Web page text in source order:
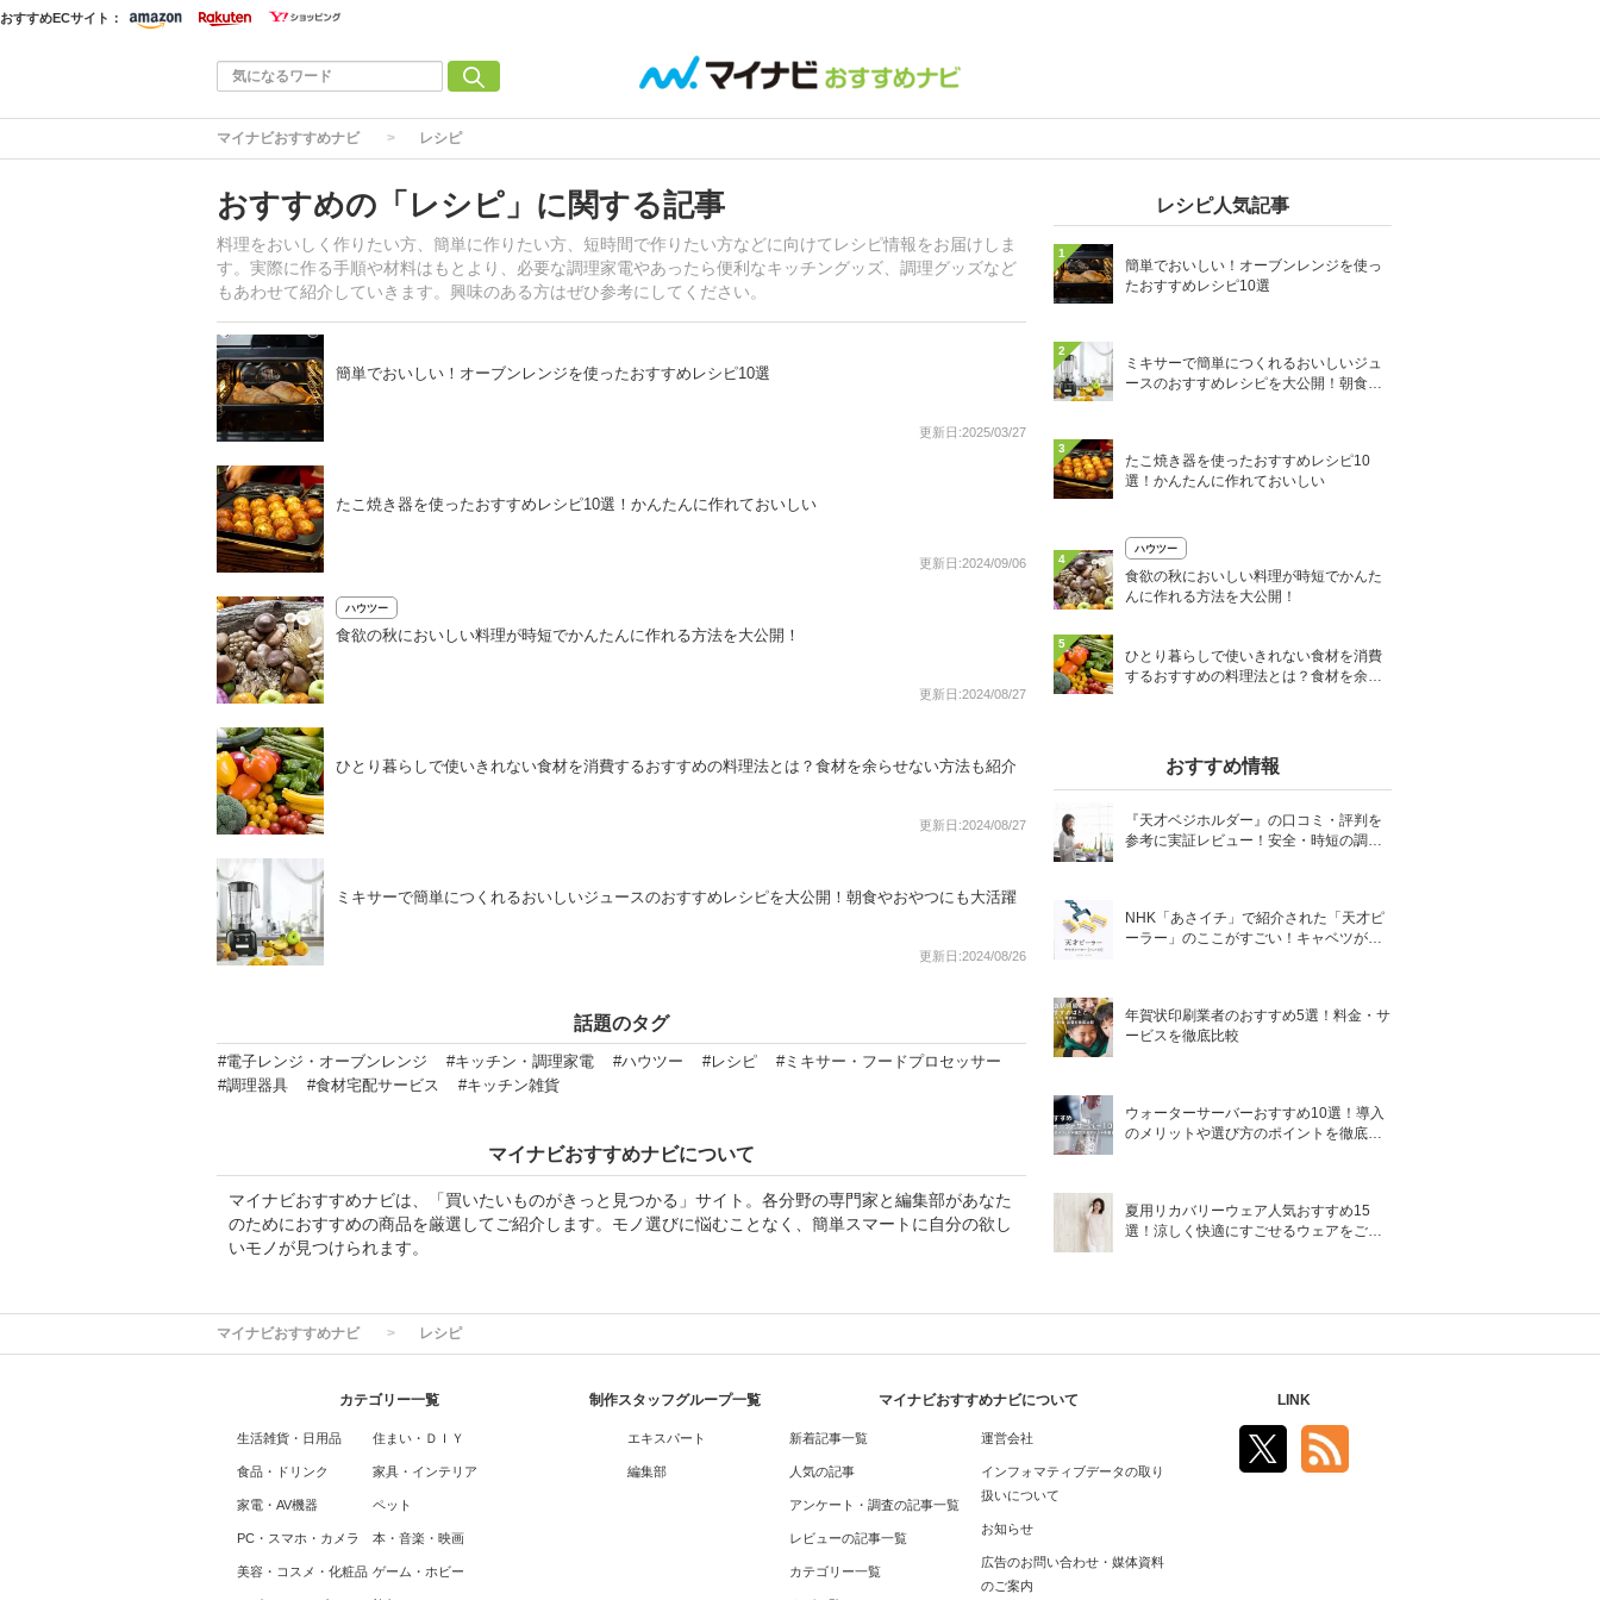
おすすめECサイト：
マイナビおすすめナビ レシピ
おすすめの「レシピ」に関する記事
料理をおいしく作りたい方、簡単に作りたい方、短時間で作りたい方などに向けてレシピ情報をお届けしま
す。実際に作る手順や材料はもとより、必要な調理家電やあったら便利なキッチングッズ、調理グッズなど
もあわせて紹介していきます。興味のある方はぜひ参考にしてください。
簡単でおいしい！オーブンレンジを使ったおすすめレシピ10選
更新日:2025/03/27
たこ焼き器を使ったおすすめレシピ10選！かんたんに作れておいしい
更新日:2024/09/06
ハウツー
食欲の秋においしい料理が時短でかんたんに作れる方法を大公開！
更新日:2024/08/27
ひとり暮らしで使いきれない食材を消費するおすすめの料理法とは？食材を余らせない方法も紹介
更新日:2024/08/27
ミキサーで簡単につくれるおいしいジュースのおすすめレシピを大公開！朝食やおやつにも大活躍
更新日:2024/08/26
話題のタグ
#電子レンジ・オーブンレンジ #キッチン・調理家電 #ハウツー #レシピ
#ミキサー・フードプロセッサー
#調理器具
#食材宅配サービス #キッチン雑貨
マイナビおすすめナビについて
マイナビおすすめナビは、「買いたいものがきっと見つかる」サイト。各分野の専門家と編集部があなた
のためにおすすめの商品を厳選してご紹介します。モノ選びに悩むことなく、簡単スマートに自分の欲し
いモノが見つけられます。
レシピ人気記事
1
簡単でおいしい！オーブンレンジを使っ
たおすすめレシピ10選
2
ミキサーで簡単につくれるおいしいジュ
ースのおすすめレシピを大公開！朝食や
3
たこ焼き器を使ったおすすめレシピ10
選！かんたんに作れておいしい
4
ハウツー
食欲の秋においしい料理が時短でかんた
んに作れる方法を大公開！
5
ひとり暮らしで使いきれない食材を消費
するおすすめの料理法とは？食材を余ら
おすすめ情報
『天才ベジホルダー』の口コミ・評判を
参考に実証レビュー！安全・時短の調理
NHK「あさイチ」で紹介された「天才ピ
ーラー」のここがすごい！キャベツがほ
年賀状印刷業者のおすすめ5選！料金・サ
ービスを徹底比較
ウォーターサーバーおすすめ10選！導入
のメリットや選び方のポイントを徹底解
夏用リカバリーウェア人気おすすめ15
選！涼しく快適にすごせるウェアをご紹
マイナビおすすめナビ レシピ
カテゴリー一覧
生活雑貨・日用品
食品・ドリンク
家電・AV機器
PC・スマホ・カメラ
美容・コスメ・化粧品
住まい・ＤＩＹ
家具・インテリア
ペット
本・音楽・映画
ゲーム・ホビー
制作スタッフグループ一覧
エキスパート
編集部
マイナビおすすめナビについて
新着記事一覧
人気の記事
アンケート・調査の記事一覧
レビューの記事一覧
カテゴリー一覧
運営会社
インフォマティブデータの取り
扱いについて
お知らせ
広告のお問い合わせ・媒体資料
のご案内
LINK